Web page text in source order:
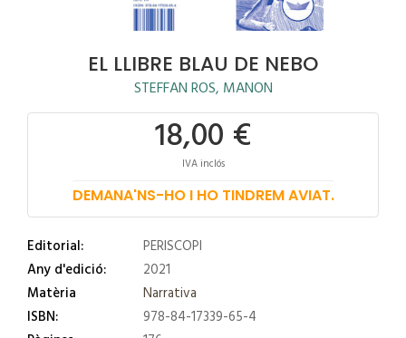
EL LLIBRE BLAU DE NEBO
STEFFAN ROS, MANON
18,00 €
IVA inclós
DEMANA'NS-HO I HO TINDREM AVIAT.
Editorial:
PERISCOPI
Any d'edició:
2021
Matèria
Narrativa
ISBN:
978-84-17339-65-4